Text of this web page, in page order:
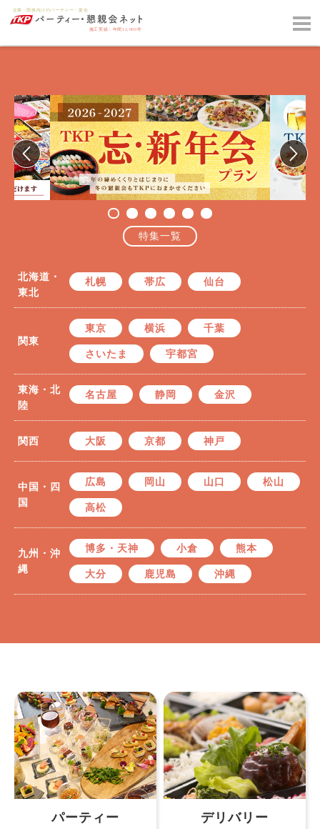
特集一覧
北海道・
東北
札幌 帯広 仙台
関東
東京 横浜 千葉
さいたま 宇都宮
東海・北
陸
名古屋 静岡 金沢
関西 大阪 京都 神戸
中国・四
国
広島 岡山 山口 松山
高松
九州・沖
縄
博多・天神 小倉 熊本
大分 鹿児島 沖縄
パーティー デリバリー